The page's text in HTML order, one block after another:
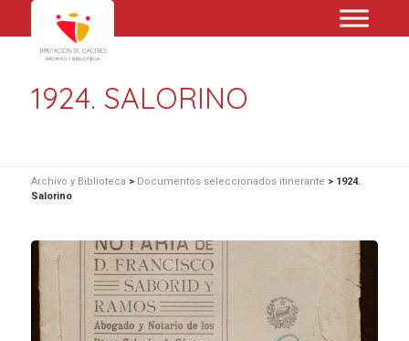
1924. SALORINO
Archivo y Biblioteca > Documentos seleccionados itinerante > 1924.
Salorino